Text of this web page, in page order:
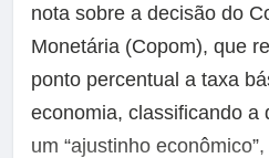
nota sobre a decisão do
Monetária (Copom), que
ponto percentual a taxa
economia, classificando a
um “ajustinho